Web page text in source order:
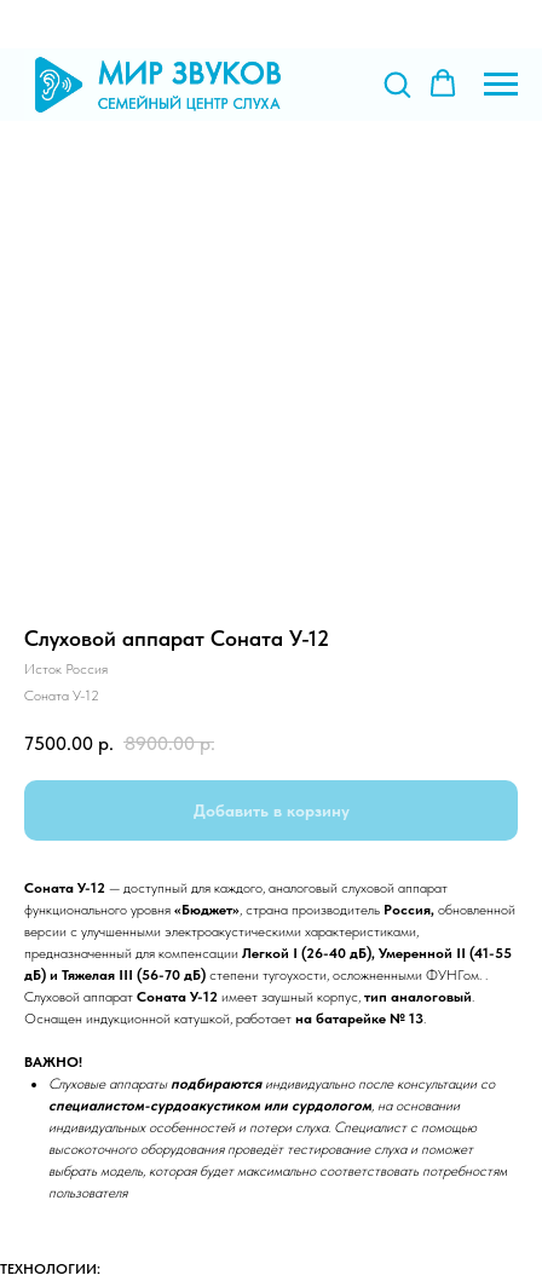
Слуховой аппарат Соната У-12
Исток Россия
Соната У-12
7500.00 р. 8900.00 р.
Добавить в корзину
Соната У-12 — доступный для каждого, аналоговый слуховой аппарат
функционального уровня «Бюджет», страна производитель Россия, обновленной
версии с улучшенными электроакустическими характеристиками,
предназначенный для компенсации Легкой I (26-40 дБ), Умеренной II (41-55
дБ) и Тяжелая III (56-70 дБ) степени тугоухости, осложненными ФУНГом. .
Слуховой аппарат Соната У-12 имеет заушный корпус, тип аналоговый.
Оснащен индукционной катушкой, работает на батарейке № 13.
ВАЖНО!
Слуховые аппаратыподбираютсяиндивидуально после консультации со
специалистом-сурдоакустиком или сурдологом, на основании
индивидуальных особенностей и потери слуха. Специалист с помощью
высокоточного оборудования проведёт тестирование слуха и поможет
выбрать модель, которая будет максимально соответствовать потребностям
пользователя
ТЕХНОЛОГИИ: